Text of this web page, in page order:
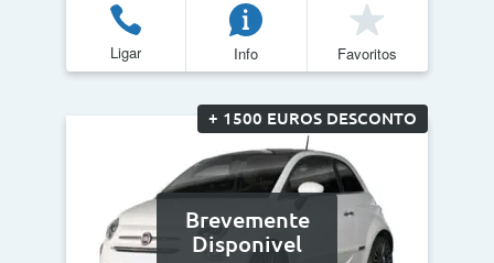
Ligar Info Favoritos
+ 1500 EUROS DESCONTO
Brevemente
Disponivel